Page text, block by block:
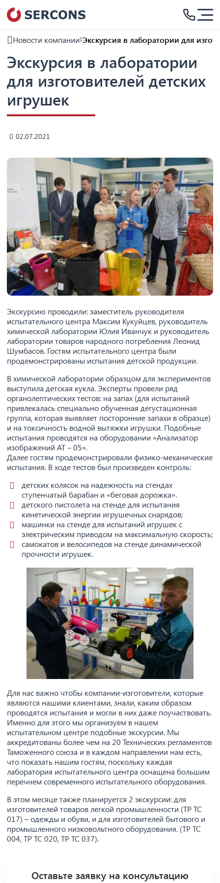
Новости компании Экскурсия в лаборатории для
Экскурсия в лаборатории
для изготовителей детских
игрушек
02.07.2021
Экскурсию проводили: заместитель руководителя
испытательного центра Максим Кукуйцев, руководитель
химической лаборатории Юлия Иванчук и руководитель
лаборатории товаров народного потребления Леонид
Шумбасов. Гостям испытательного центра были
продемонстрированы испытания детской продукции.
В химической лаборатории образцом для экспериментов
выступила детская кукла. Эксперты провели ряд
органолептических тестов: на запах (для испытаний
привлекалась специально обученная дегустационная
группа, которая выявляет посторонние запахи в образце)
и на токсичность водной вытяжки игрушки. Подобные
испытания проводятся на оборудовании «Анализатор
изображений АТ – 05».
Далее гостям продемонстрировали физико-механические
испытания. В ходе тестов был произведен контроль:
детских колясок на надежность на стендах
ступенчатый барабан и «беговая дорожка».
детского пистолета на стенде для испытания
кинетической энергии игрушечных снарядов;
машинки на стенде для испытаний игрушек с
электрическим приводом на максимальную скорость;
самокатов и велосипедов на стенде динамической
прочности игрушек.
Для нас важно чтобы компании-изготовители, которые
являются нашими клиентами, знали, каким образом
проводятся испытания и могли в них даже поучаствовать.
Именно для этого мы организуем в нашем
испытательном центре подобные экскурсии. Мы
аккредитованы более чем на 20 Технических регламентов
Таможенного союза и в каждом направлении нам есть,
что показать нашим гостям, поскольку каждая
лаборатория испытательного центра оснащена большим
перечнем современного испытательного оборудования.
В этом месяце также планируется 2 экскурсии: для
изготовителей товаров легкой промышленности (ТР ТС
017) – одежды и обуви, и для изготовителей бытового и
промышленного низковольтного оборудования. (ТР ТС
004, ТР ТС 020, ТР ТС 037).
Оставьте заявку на консультацию